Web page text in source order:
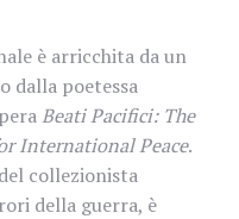
è arricchita da un
dalla poetessa
Beati Pacifici: The
International Peace.
collezionista
della guerra, è